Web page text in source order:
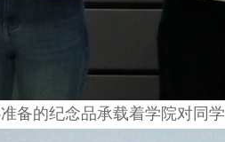
备的纪念品承载着学院对同